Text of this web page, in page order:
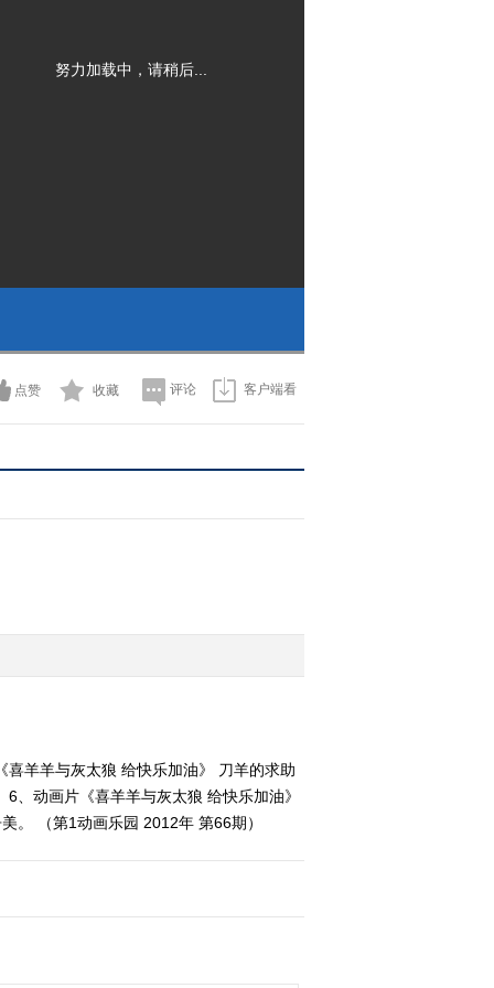
努力加载中，请稍后...
点赞 收藏 评论 客户端看
羊羊与灰太狼 给快乐加油》 刀羊的求助
、动画片《喜羊羊与灰太狼 给快乐加油》
。 （第1动画乐园 2012年 第66期）